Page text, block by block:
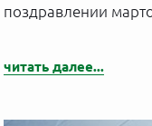
поздравлении
читать далее...